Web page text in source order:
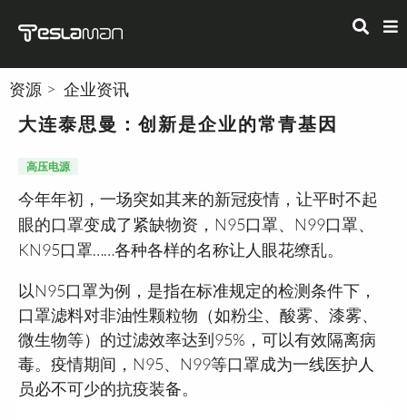
资源 企业资讯
大连泰思曼：创新是企业的常青基因
高压电源
今年年初，一场突如其来的新冠疫情，让平时不起
眼的口罩变成了紧缺物资，N95口罩、N99口罩、
KN95口罩……各种各样的名称让人眼花缭乱。
以N95口罩为例，是指在标准规定的检测条件下，
口罩滤料对非油性颗粒物（如粉尘、酸雾、漆雾、
微生物等）的过滤效率达到95%，可以有效隔离病
毒。疫情期间，N95、N99等口罩成为一线医护人
员必不可少的抗疫装备。